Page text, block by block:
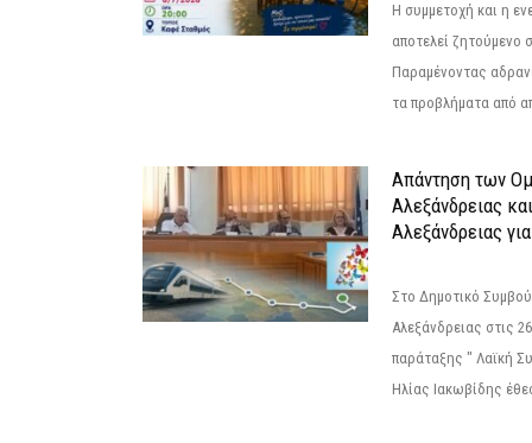
Η συμμετοχή και η
αποτελεί ζητούμενο
Παραμένοντας
τα προβλήματα από
Απάντηση των
Αλεξάνδρειας
Αλεξάνδρειας
Στο Δημοτικό
Αλεξάνδρειας στις
παράταξης " Λαϊκή
Ηλίας Ιακωβίδης